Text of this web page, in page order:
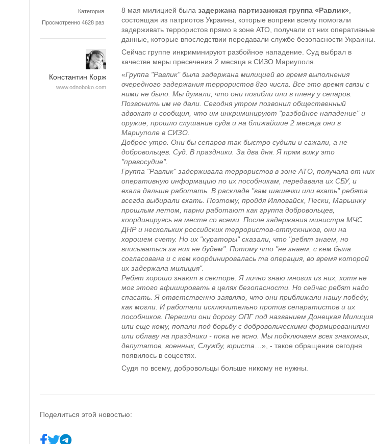
Категория
Просмотренно 4628 раз
Константин Корж
www.odnoboko.com
8 мая милицией была задержана партизанская группа «Равлик»
состоящая из патриотов Украины, которые вопреки всему помогали
задерживать террористов прямо в зоне АТО, получали от них оперативные
данные, которые впоследствии передавали службе безопасности Украины.
Сейчас группе инкриминируют разбойное нападение. Суд выбрал в
качестве меры пресечения 2 месяца в СИЗО Мариуполя.
«Группа "Равлик" была задержана милицией во время выполнения
очередного задержания террористов 8го числа. Все это время связи с
ними не было. Мы думали, что они погибли или в плену у сепаров.
Позвонить им не дали. Сегодня утром позвонил общественный
адвокат и сообщил, что им инкриминируют "разбойное нападение" и
оружие, прошло слушание суда и на ближайшие 2 месяца они в
Мариуполе в СИЗО.
Доброе утро. Они бы сепаров так быстро судили и сажали, а не
добровольцев. Суд. В праздники. За два дня. Я прям вижу это
"правосудие".
Группа "Равлик" задерживала террористов в зоне АТО, получала от них
оперативную информацию по их пособникам, передавала их СБУ, и
ехала дальше работать. В раскладе "вам шашечки или ехать" ребята
всегда выбирали ехать. Поэтому, пройдя Илловайск, Пески, Марьинку
прошлым летом, парни работают как группа добровольцев,
координируясь на месте со всеми. После задержания министра МЧС
ДНР и нескольких российских террористов-отпускников, они на
хорошем счету. Но их "кураторы" сказали, что "ребят знаем, но
вписываться за них не будем". Потому что "не знаем, с кем была
согласована и с кем координировалась та операция, во время которой
их задержала милиция".
Ребят хорошо знают в секторе. Я лично знаю многих из них, хотя не
мог этого афишировать в целях безопасности. Но сейчас ребят надо
спасать. Я ответственно заявляю, что они приближали нашу победу,
как могли. И работали исключительно против сепаратистов и их
пособников. Перешли они дорогу ОПГ под названием Донецкая Милиция
или еще кому, попали под борьбу с добровольческими формированиями
или облаву на праздники - пока не ясно. Мы подключаем всех знакомых,
депутатов, военных, Службу, юриста …», - такое обращение сегодня
появилось в соцсетях.
Судя по всему, добровольцы больше никому не нужны.
Поделиться этой новостью: